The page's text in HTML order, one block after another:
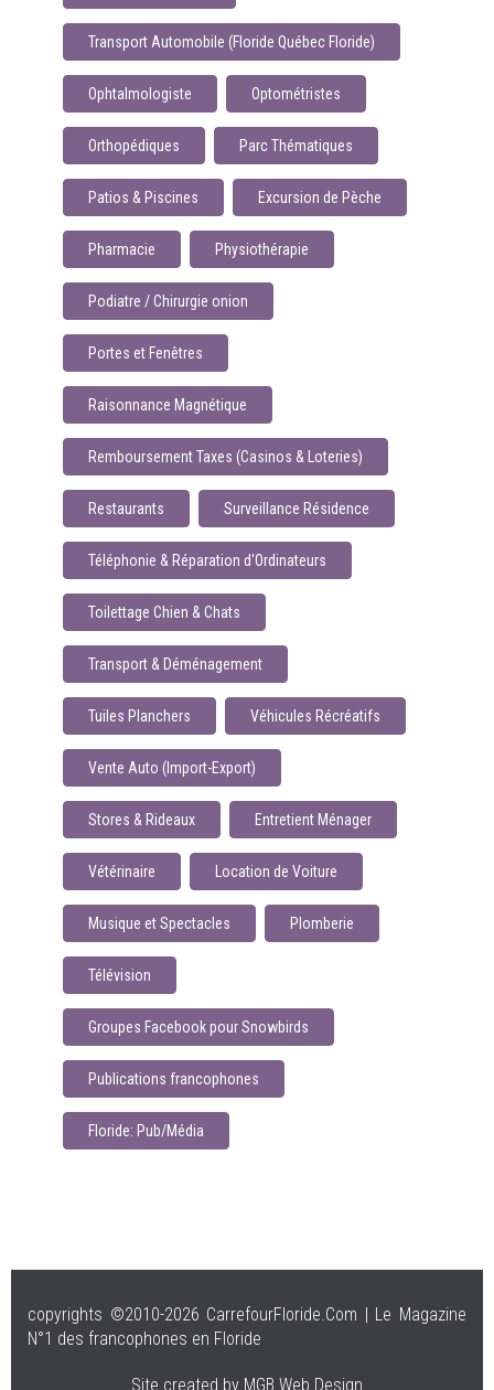
Transport Automobile (Floride Québec Floride)
Ophtalmologiste Optométristes
Orthopédiques Parc Thématiques
Patios & Piscines Excursion de Pèche
Pharmacie Physiothérapie
Podiatre / Chirurgie onion
Portes et Fenêtres
Raisonnance Magnétique
Remboursement Taxes (Casinos & Loteries)
Restaurants Surveillance Résidence
Téléphonie & Réparation d'Ordinateurs
Toilettage Chien & Chats
Transport & Déménagement
Tuiles Planchers Véhicules Récréatifs
Vente Auto (Import-Export)
Stores & Rideaux Entretient Ménager
Vétérinaire Location de Voiture
Musique et Spectacles Plomberie
Télévision
Groupes Facebook pour Snowbirds
Publications francophones
Floride: Pub/Média
copyrights ©2010-2026 CarrefourFloride.Com | Le Magazine
N°1 des francophones en Floride
Site created by MGB Web Design